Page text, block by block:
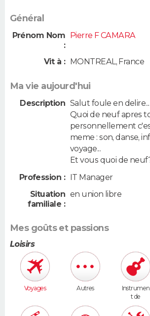
Général
Prénom Nom
:
Pierre F CAMARA
Vit à : MONTREAL, France
Ma vie aujourd'hui
Description Salut foule en delire...
Quoi de neuf apres
personnellement
meme : son, danse,
voyage...
Et vous quoi de
Profession : IT Manager
Situation
familiale :
en union libre
Mes goûts et passions
Loisirs
Voyages Autres
Instrumen
t de
musique